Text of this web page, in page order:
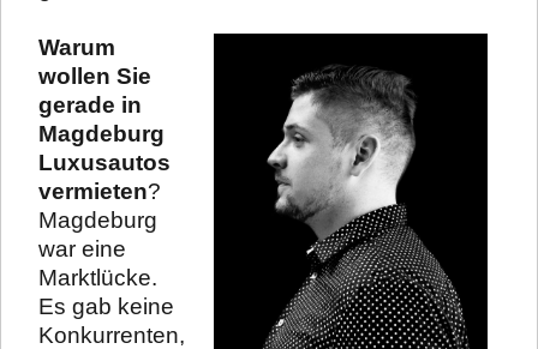
Warum
wollen Sie
gerade in
Magdeburg
Luxusautos
vermieten?
Magdeburg
war eine
Marktlücke.
Es gab keine
Konkurrenten,